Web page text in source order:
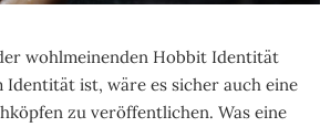
wohlmeinenden Hobbit Identität
Identität ist, wäre es sicher auch eine
zu veröffentlichen. Was eine